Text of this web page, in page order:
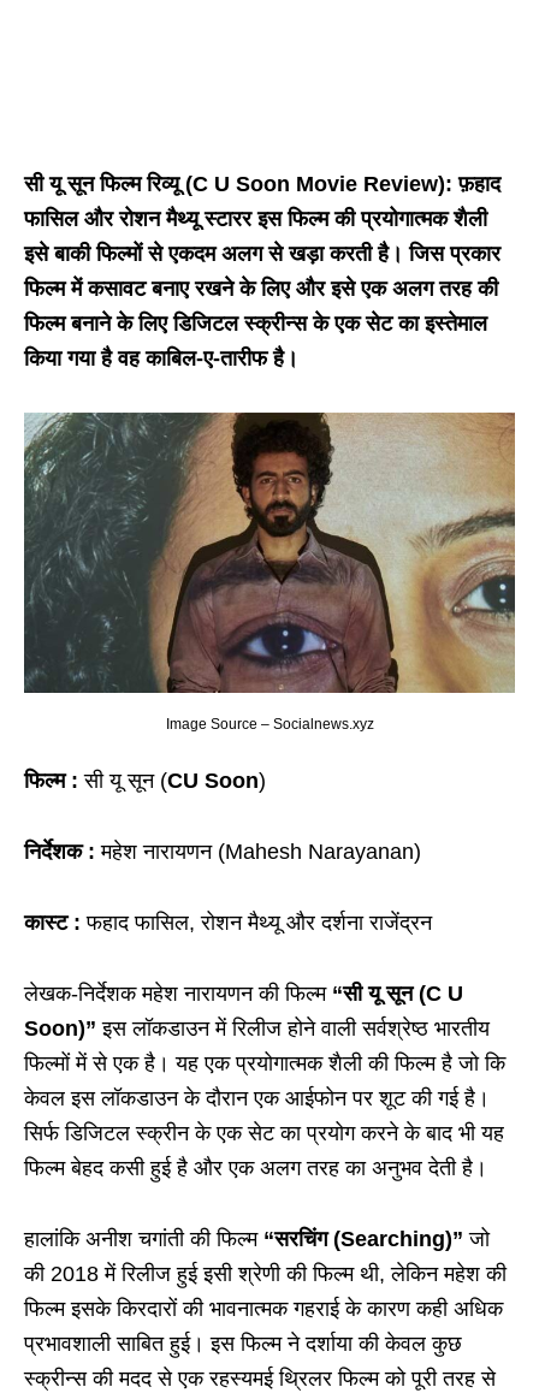
सी यू सून फिल्म रिव्यू (C U Soon Movie Review): फ़हाद
फासिल और रोशन मैथ्यू स्टारर इस फिल्म की प्रयोगात्मक शैली
इसे बाकी फिल्मों से एकदम अलग से खड़ा करती है। जिस प्रकार
फिल्म में कसावट बनाए रखने के लिए और इसे एक अलग तरह की
फिल्म बनाने के लिए डिजिटल स्क्रीन्स के एक सेट का इस्तेमाल
किया गया है वह काबिल-ए-तारीफ है।
Image Source – Socialnews.xyz
फिल्म : सी यू सून (CU Soon)
निर्देशक : महेश नारायणन (Mahesh Narayanan)
कास्ट : फहाद फासिल, रोशन मैथ्यू और दर्शना राजेंद्रन
लेखक-निर्देशक महेश नारायणन की फिल्म “सी यू सून (C U
Soon)” इस लॉकडाउन में रिलीज होने वाली सर्वश्रेष्ठ भारतीय
फिल्मों में से एक है। यह एक प्रयोगात्मक शैली की फिल्म है जो कि
केवल इस लॉकडाउन के दौरान एक आईफोन पर शूट की गई है।
सिर्फ डिजिटल स्क्रीन के एक सेट का प्रयोग करने के बाद भी यह
फिल्म बेहद कसी हुई है और एक अलग तरह का अनुभव देती है।
हालांकि अनीश चगांती की फिल्म “सरचिंग (Searching)” जो
की 2018 में रिलीज हुई इसी श्रेणी की फिल्म थी, लेकिन महेश की
फिल्म इसके किरदारों की भावनात्मक गहराई के कारण कही अधिक
प्रभावशाली साबित हुई। इस फिल्म ने दर्शाया की केवल कुछ
स्क्रीन्स की मदद से एक रहस्यमई थ्रिलर फिल्म को पूरी तरह से